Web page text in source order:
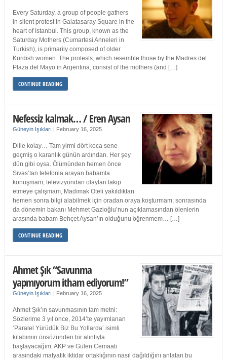
Every Saturday, a group of people gathers
in silent protest in Galatasaray Square in the
heart of Istanbul. This group, known as the
Saturday Mothers (Cumartesi Anneleri in
Turkish), is primarily composed of older
Kurdish women. The protests, which resemble those by the Madres del
Plaza del Mayo in Argentina, consist of the mothers (and […]
CONTINUE READING
Nefessiz kalmak… / Eren Aysan
Güneyin Işıkları | February 16, 2025
Dille kolay… Tam yirmi dört koca sene
geçmiş o karanlık günün ardından. Her şey
dün gibi oysa. Ölümünden hemen önce
Sıvas’tan telefonla arayan babamla
konuşmam, televizyondan olayları takip
etmeye çalışmam, Madımak Oteli yakıldıktan
hemen sonra bilgi alabilmek için oradan oraya koşturmam; sonrasında
da dönemin bakanı Mehmet Gazioğlu’nun açıklamasından ölenlerin
arasında babam Behçet Aysan’ın olduğunu öğrenmem… […]
CONTINUE READING
Ahmet Şık “Savunma
yapmıyorum itham ediyorum!”
Güneyin Işıkları | February 16, 2025
Ahmet Şık’ın savunmasının tam metni:
Sözlerime 3 yıl önce, 2014’te yayımlanan
‘Paralel Yürüdük Biz Bu Yollarda’ isimli
kitabımın önsözünden bir alıntıyla
başlayacağım. AKP ve Gülen Cemaati
arasındaki mafyatik iktidar ortaklığının nasıl dağıldığını anlatan bu